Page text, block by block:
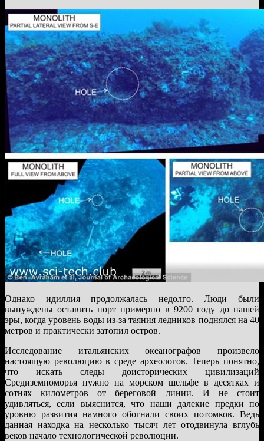
Однако идиллия продолжалась недолго. Люди были
вынуждены оставить порт примерно в 9200 году до нашей
эры, когда уровень воды из-за таяния ледников поднялся на 40
метров и практически затопил остров.
Исследование итальянских океанографов произвело
настоящую революцию в среде археологов. Теперь понятно,
что искать следы доисторических цивилизаций
Средиземноморья нужно на морском шельфе в десятках и
сотнях километров от береговой линии. И не стоит
удивляться, если выяснится, что наши далекие предки по
уровню развития намного обогнали своих потомков. Ведь
данная находка на несколько тысяч лет отодвинула вглубь
веков начало технологической революции.